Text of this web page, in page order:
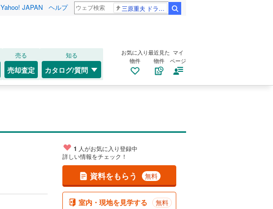
Yahoo! JAPAN ヘルプ 三原重夫 ドラマー
売る
売却査定
知る
カタログ/質問
お気に入り
物件
最近見た
物件
マイ
ページ
1 人がお気に入り登録中
詳しい情報をチェック！
資料をもらう 無料
室内・現地を見学する 無料